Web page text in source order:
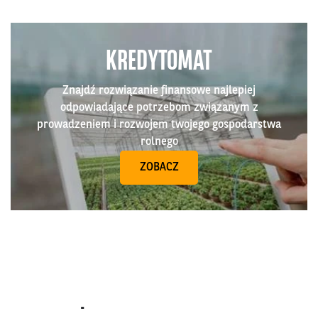
KREDYTOMAT
Znajdź rozwiązanie finansowe najlepiej
odpowiadające potrzebom związanym z
prowadzeniem i rozwojem twojego gospodarstwa
rolnego
ZOBACZ